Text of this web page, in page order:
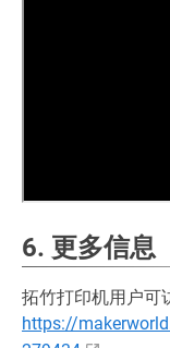
6. 更多信息
拓竹打印机用户可
https://